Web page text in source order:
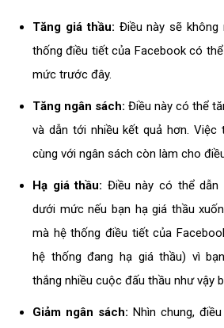
Tăng giá thầu: Điều này sẽ không
thống điều tiết của Facebook có
mức trước đây.
Tăng ngân sách: Điều này có thể
và dẫn tới nhiều kết quả hơn. Việc
cùng với ngân sách còn làm cho
Hạ giá thầu: Điều này có thể
dưới mức nếu bạn hạ giá thầu
mà hệ thống điều tiết của
hệ thống đang hạ giá thầu) vì
thắng nhiều cuộc đấu thầu như vậy
Giảm ngân sách: Nhìn chung,